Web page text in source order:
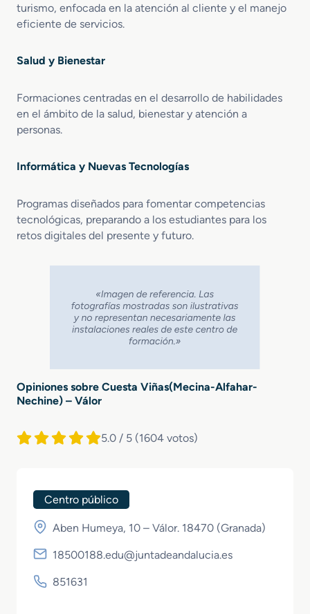
turismo, enfocada en la atención al cliente y el manejo
eficiente de servicios.
Salud y Bienestar
Formaciones centradas en el desarrollo de habilidades
en el ámbito de la salud, bienestar y atención a
personas.
Informática y Nuevas Tecnologías
Programas diseñados para fomentar competencias
tecnológicas, preparando a los estudiantes para los
retos digitales del presente y futuro.
Opiniones sobre Cuesta Viñas(Mecina-Alfahar-
Nechine) – Válor
5.0 / 5 (1604 votos)
Centro público
Aben Humeya, 10 – Válor. 18470 (Granada)
18500188.edu@juntadeandalucia.es
851631